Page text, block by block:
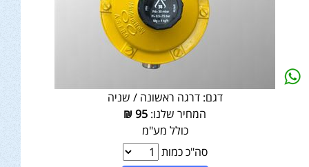
דגם: דרגה ראשונה / שניה
המחיר שלנו: 95
₪
כולל מע"מ
סה"כ כמות